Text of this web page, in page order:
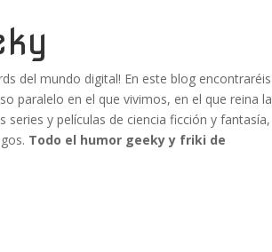
del mundo digital! En este blog encontraréis
paralelo en el que vivimos, en el que reina la
series y películas de ciencia ficción y fantasía,
Todo el humor geeky y friki de